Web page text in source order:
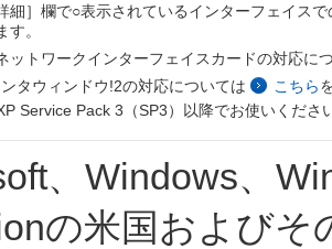
細］欄で○表示されているインターフェイス
す。
ットワークインターフェイスカードの対応に
タウィンドウ!2の対応については こちら
Service Pack 3（SP3）以降でお使いくださ
、Windows、
の米国および